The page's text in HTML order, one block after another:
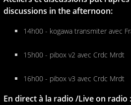
discussions in the afternoon:
14h00 - kogawa transmiter avec
15h00 - pibox v2 avec Crdc Mrdt
16h00 - pibox v3 avec Crdc Mrdt
En direct à la radio /Live on radio :